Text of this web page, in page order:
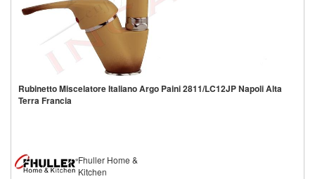
Rubinetto Miscelatore Italiano Argo Paini 2811/LC12JP Napoli Alta
Terra Francia
Fhuller Home &
Kitchen